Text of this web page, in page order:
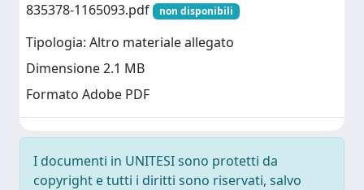
835378-1165093.pdf
non disponibili
Tipologia: Altro materiale allegato
Dimensione 2.1 MB
Formato Adobe PDF
I documenti in UNITESI sono protetti da
copyright e tutti i diritti sono riservati, salvo